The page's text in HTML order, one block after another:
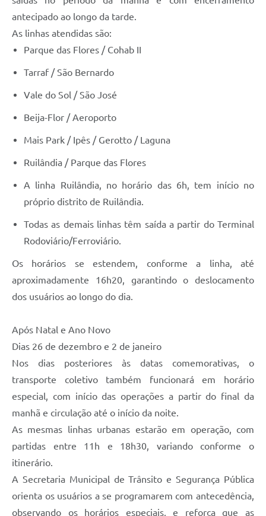
antecipado ao longo da tarde.
As linhas atendidas são:
Parque das Flores / Cohab II
Tarraf / São Bernardo
Vale do Sol / São José
Beija-Flor / Aeroporto
Mais Park / Ipês / Gerotto / Laguna
Ruilândia / Parque das Flores
A linha Ruilândia, no horário das 6h, tem início no
próprio distrito de Ruilândia.
Todas as demais linhas têm saída a partir do Terminal
Rodoviário/Ferroviário.
Os horários se estendem, conforme a linha, até
aproximadamente 16h20, garantindo o deslocamento
dos usuários ao longo do dia.
Após Natal e Ano Novo
Dias 26 de dezembro e 2 de janeiro
Nos dias posteriores às datas comemorativas, o
transporte coletivo também funcionará em horário
especial, com início das operações a partir do final da
manhã e circulação até o início da noite.
As mesmas linhas urbanas estarão em operação, com
partidas entre 11h e 18h30, variando conforme o
itinerário.
A Secretaria Municipal de Trânsito e Segurança Pública
orienta os usuários a se programarem com antecedência,
observando os horários especiais, e reforça que as